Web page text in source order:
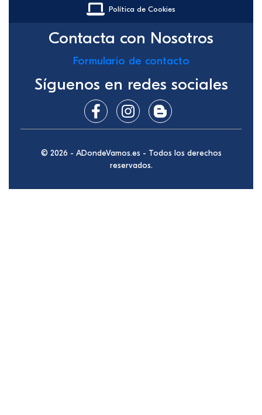
Política de Cookies
Contacta con Nosotros
Formulario de contacto
Síguenos en redes sociales
© 2026 - ADondeVamos.es - Todos los derechos
reservados.